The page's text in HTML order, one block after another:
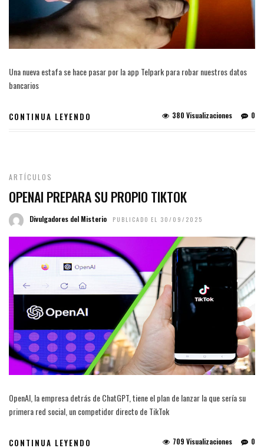
Una nueva estafa se hace pasar por la app Telpark para robar nuestros datos
bancarios
CONTINUA LEYENDO 0
380 Visualizaciones
ARTÍCULOS
OPENAI PREPARA SU PROPIO TIKTOK
Divulgadores del Misterio PUBLICADO EL 30/09/2025
OpenAI, la empresa detrás de ChatGPT, tiene el plan de lanzar la que sería su
primera red social, un competidor directo de TikTok
CONTINUA LEYENDO 0
709 Visualizaciones